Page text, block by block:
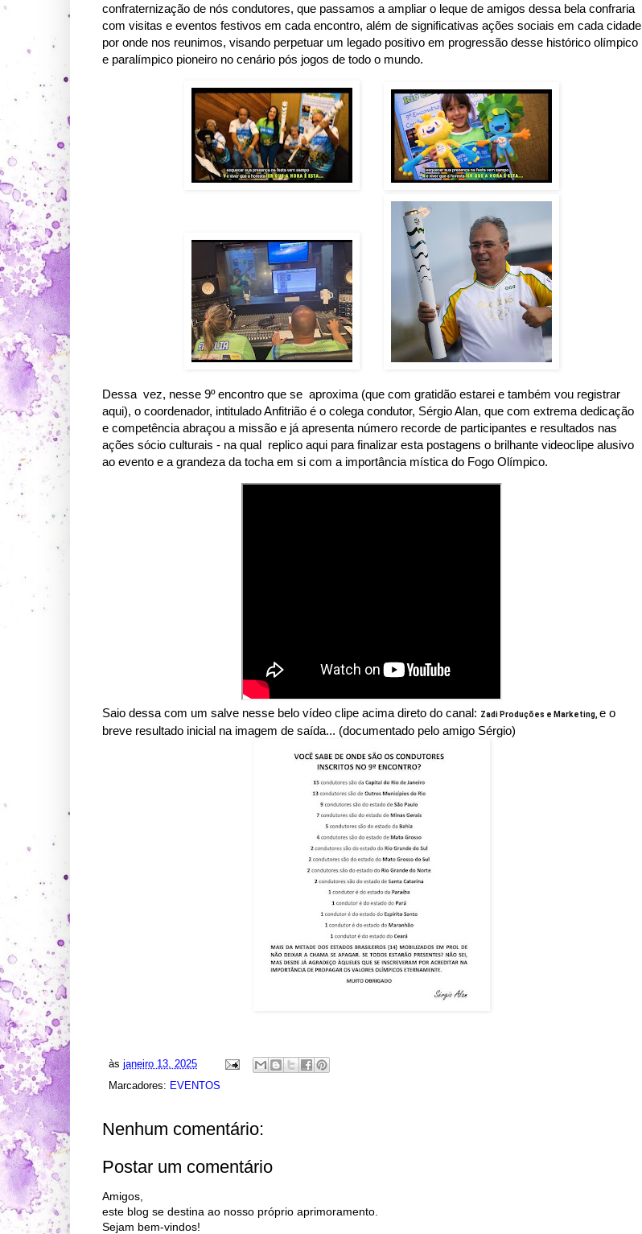
confraternização de nós condutores, que passamos a ampliar o leque de amigos dessa bela confraria
com visitas e eventos festivos em cada encontro, além de significativas ações sociais em cada cidade
por onde nos reunimos, visando perpetuar um legado positivo em progressão desse histórico olímpico
e paralímpico pioneiro no cenário pós jogos de todo o mundo.
Dessa vez, nesse 9º encontro que se aproxima (que com gratidão estarei e também vou registrar
aqui), o coordenador, intitulado Anfitrião é o colega condutor, Sérgio Alan, que com extrema dedicação
e competência abraçou a missão e já apresenta número recorde de participantes e resultados nas
ações sócio culturais - na qual replico aqui para finalizar esta postagens o brilhante videoclipe alusivo
ao evento e a grandeza da tocha em si com a importância mística do Fogo Olímpico.
Saio dessa com um salve nesse belo vídeo clipe acima direto do canal: Zadi Produções e Marketing, e o
breve resultado inicial na imagem de saída... (documentado pelo amigo Sérgio)
às janeiro 13, 2025
Marcadores: EVENTOS
Nenhum comentário:
Postar um comentário
Amigos,
este blog se destina ao nosso próprio aprimoramento.
Sejam bem-vindos!